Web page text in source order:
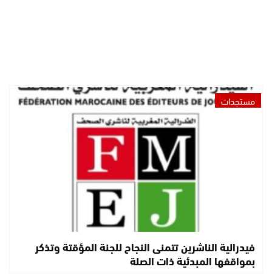
مستجدات
فيدرالية الناشرين تتمنى النجاح للجنة المؤقتة وتذكر
بمواقفها المبدئية ذات الصلة